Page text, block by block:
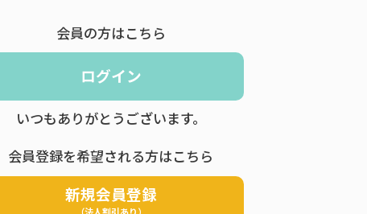
会員の方はこちら
ログイン
いつもありがとうございます。
会員登録を希望される方はこちら
新規会員登録